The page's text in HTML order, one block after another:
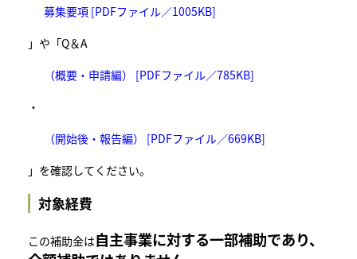
募集要項 [PDFファイル／1005KB]
」や「Q＆A
（概要・申請編） [PDFファイル／785KB]
・
（開始後・報告編） [PDFファイル／669KB]
」を確認してください。
​対象経費
​この補助金は自主事業に対する一部補助であり、